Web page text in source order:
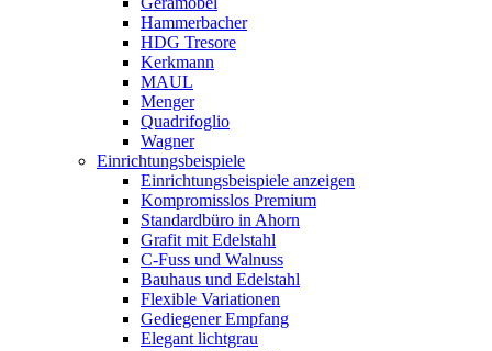
Hammerbacher
HDG Tresore
Kerkmann
MAUL
Menger
Quadrifoglio
Wagner
Einrichtungsbeispiele
Einrichtungsbeispiele anzeigen
Kompromisslos Premium
Standardbüro in Ahorn
Grafit mit Edelstahl
C-Fuss und Walnuss
Bauhaus und Edelstahl
Flexible Variationen
Gediegener Empfang
Elegant lichtgrau